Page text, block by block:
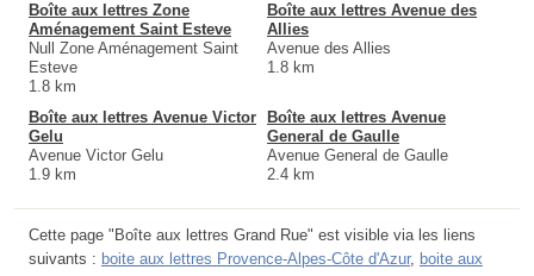
Boîte aux lettres Zone
Aménagement Saint Esteve
Null Zone Aménagement Saint
Esteve
1.8 km
Boîte aux lettres Avenue des
Allies
Avenue des Allies
1.8 km
Boîte aux lettres Avenue Victor
Gelu
Avenue Victor Gelu
1.9 km
Boîte aux lettres Avenue
General de Gaulle
Avenue General de Gaulle
2.4 km
Cette page "Boîte aux lettres Grand Rue" est visible via les liens
suivants : boite aux lettres Provence-Alpes-Côte d'Azur, boite aux